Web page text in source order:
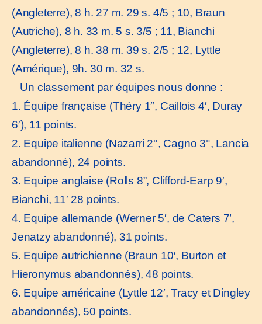
(Angleterre), 8 h. 27 m. 29 s. 4/5 ; 10, Braun
(Autriche), 8 h. 33 m. 5 s. 3/5 ; 11, Bianchi
(Angleterre), 8 h. 38 m. 39 s. 2/5 ; 12, Lyttle
(Amérique), 9h. 30 m. 32 s.
Un classement par équipes nous donne :
1. Équipe française (Théry 1″, Caillois 4′, Duray
6′), 11 points.
2. Equipe italienne (Nazarri 2°, Cagno 3°, Lancia
abandonné), 24 points.
3. Equipe anglaise (Rolls 8”, Clifford-Earp 9′,
Bianchi, 11′ 28 points.
4. Equipe allemande (Werner 5′, de Caters 7’,
Jenatzy abandonné), 31 points.
5. Equipe autrichienne (Braun 10′, Burton et
Hieronymus abandonnés), 48 points.
6. Equipe américaine (Lyttle 12′, Tracy et Dingley
abandonnés), 50 points.